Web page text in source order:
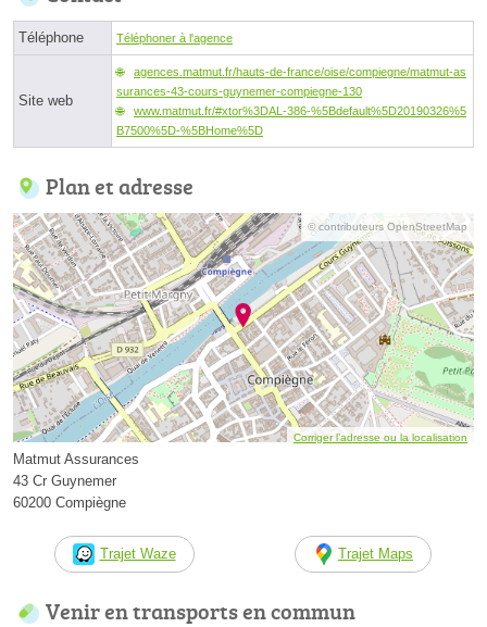
Téléphone Téléphoner à l'agence
Site web
agences.matmut.fr/hauts-de-france/oise/compiegne/matmut-as
surances-43-cours-guynemer-compiegne-130
www.matmut.fr/#xtor%3DAL-386-%5Bdefault%5D20190326%5
B7500%5D-%5BHome%5D
Plan et adresse
© contributeurs OpenStreetMap
Corriger l’adresse ou la localisation
Matmut Assurances
43 Cr Guynemer
60200 Compiègne
Trajet Waze Trajet Maps
Venir en transports en commun